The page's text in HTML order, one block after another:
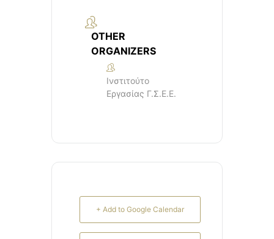
OTHER
ORGANIZERS
Ινστιτούτο
Εργασίας Γ.Σ.Ε.Ε.
+ Add to Google Calendar